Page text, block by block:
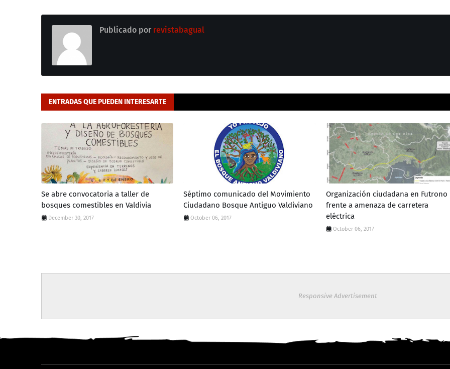
Publicado por revistabagual
ENTRADAS QUE PUEDEN INTERESARTE
Se abre convocatoria a taller de
bosques comestibles en Valdivia
December 30, 2017
Séptimo comunicado del Movimiento
Ciudadano Bosque Antiguo Valdiviano
October 06, 2017
Organización ciudadana en Futrono
frente a amenaza de carretera
eléctrica
October 06, 2017
Responsive Advertisement